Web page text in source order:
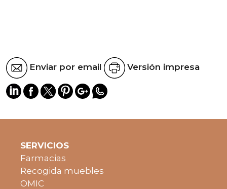
Enviar por email Versión impresa
SERVICIOS
Farmacias
Recogida muebles
OMIC